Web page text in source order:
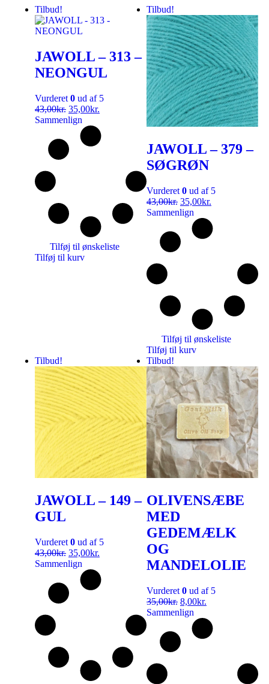
Tilbud!
JAWOLL – 313 –
NEONGUL
Vurderet 0 ud af 5
43,00kr. 35,00kr.
Sammenlign
Tilføj til ønskeliste
Tilføj til kurv
Tilbud!
JAWOLL – 379 –
SØGRØN
Vurderet 0 ud af 5
43,00kr. 35,00kr.
Sammenlign
Tilføj til ønskeliste
Tilføj til kurv
Tilbud!
JAWOLL – 149 –
GUL
Vurderet 0 ud af 5
43,00kr. 35,00kr.
Sammenlign
Tilbud!
OLIVENSÆBE
MED
GEDEMÆLK
OG
MANDELOLIE
Vurderet 0 ud af 5
35,00kr. 8,00kr.
Sammenlign